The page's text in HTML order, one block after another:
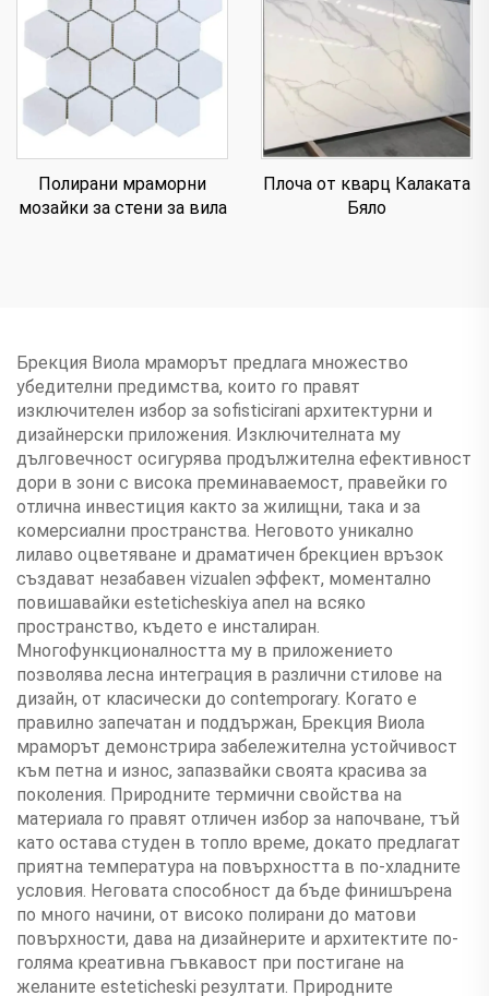
Полирани мраморни
мозайки за стени за вила
Плоча от кварц Калаката
Бяло
Брекция Виола мраморът предлага множество
убедителни предимства, които го правят
изключителен избор за sofisticirani архитектурни и
дизайнерски приложения. Изключителната му
дълговечност осигурява продължителна ефективност
дори в зони с висока преминаваемост, правейки го
отлична инвестиция както за жилищни, така и за
комерсиални пространства. Неговото уникално
лилаво оцветяване и драматичен брекциен връзок
създават незабавен vizualen эффект, моментално
повишавайки esteticheskiya апел на всяко
пространство, където е инсталиран.
Многофункционалността му в приложението
позволява лесна интеграция в различни стилове на
дизайн, от класически до contemporary. Когато е
правилно запечатан и поддържан, Брекция Виола
мраморът демонстрира забележителна устойчивост
към петна и износ, запазвайки своята красива за
поколения. Природните термични свойства на
материала го правят отличен избор за напочване, тъй
като остава студен в топло време, докато предлагат
приятна температура на повърхността в по-хладните
условия. Неговата способност да бъде финишърена
по много начини, от високо полирани до матови
повърхности, дава на дизайнерите и архитектите по-
голяма креативна гъвкавост при постигане на
желаните esteticheski резултати. Природните